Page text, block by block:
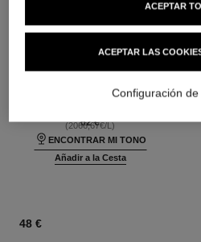
ultra le teint fluide
Larga Duración –
Ultraconfortable – Acabado
62 €
(2066,67€/L)
ENCONTRAR MI TONO
Añadir a la Cesta
48 €
ACEPTAR LAS
ACEPTAR
Configuración